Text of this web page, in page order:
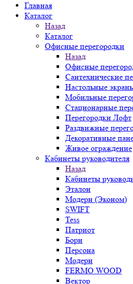
Главная
Каталог
Назад
Каталог
Офисные перегородки
Назад
Офисные
Сантехнические
Настольные
Мобильные
Стационарные
Перегородки Лофт
Раздвижные
Декоративные
Живое ограждение
Кабинеты руководителя
Назад
Кабинеты
Эталон
Модерн (Эконом)
SWIFT
Tess
Патриот
Борн
Персона
Модерн
FERMO WOOD
Вектор